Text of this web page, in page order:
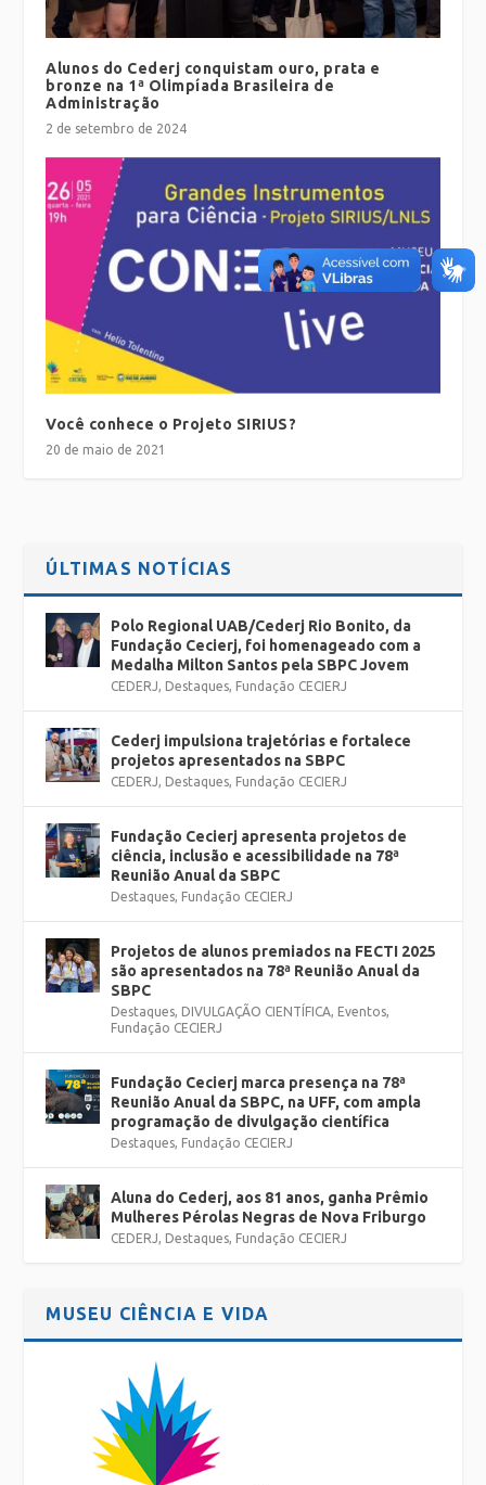
Alunos do Cederj conquistam ouro, prata e
bronze na 1ª Olimpíada Brasileira de
Administração
2 de setembro de 2024
Você conhece o Projeto SIRIUS?
20 de maio de 2021
ÚLTIMAS NOTÍCIAS
Polo Regional UAB/Cederj Rio Bonito, da
Fundação Cecierj, foi homenageado com a
Medalha Milton Santos pela SBPC Jovem
CEDERJ, Destaques, Fundação CECIERJ
Cederj impulsiona trajetórias e fortalece
projetos apresentados na SBPC
CEDERJ, Destaques, Fundação CECIERJ
Fundação Cecierj apresenta projetos de
ciência, inclusão e acessibilidade na 78ª
Reunião Anual da SBPC
Destaques, Fundação CECIERJ
Projetos de alunos premiados na FECTI 2025
são apresentados na 78ª Reunião Anual da
SBPC
Destaques, DIVULGAÇÃO CIENTÍFICA, Eventos,
Fundação CECIERJ
Fundação Cecierj marca presença na 78ª
Reunião Anual da SBPC, na UFF, com ampla
programação de divulgação científica
Destaques, Fundação CECIERJ
Aluna do Cederj, aos 81 anos, ganha Prêmio
Mulheres Pérolas Negras de Nova Friburgo
CEDERJ, Destaques, Fundação CECIERJ
MUSEU CIÊNCIA E VIDA